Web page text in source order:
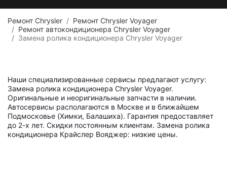
Ремонт Chrysler
Ремонт Chrysler Voyager
Ремонт автокондиционера Chrysler Voyager
Замена ролика кондиционера Chrysler Voyager
Наши специализированные сервисы предлагают услугу:
Замена ролика кондиционера Chrysler Voyager.
Оригинальные и неоригинальные запчасти в наличии.
Автосервисы располагаются в Москве и в ближайшем
Подмосковье (Химки, Балашиха). Гарантия предоставляет
до 2-х лет. Скидки постоянным клиентам. Замена ролика
кондиционера Крайслер Вояджер: низкие цены.